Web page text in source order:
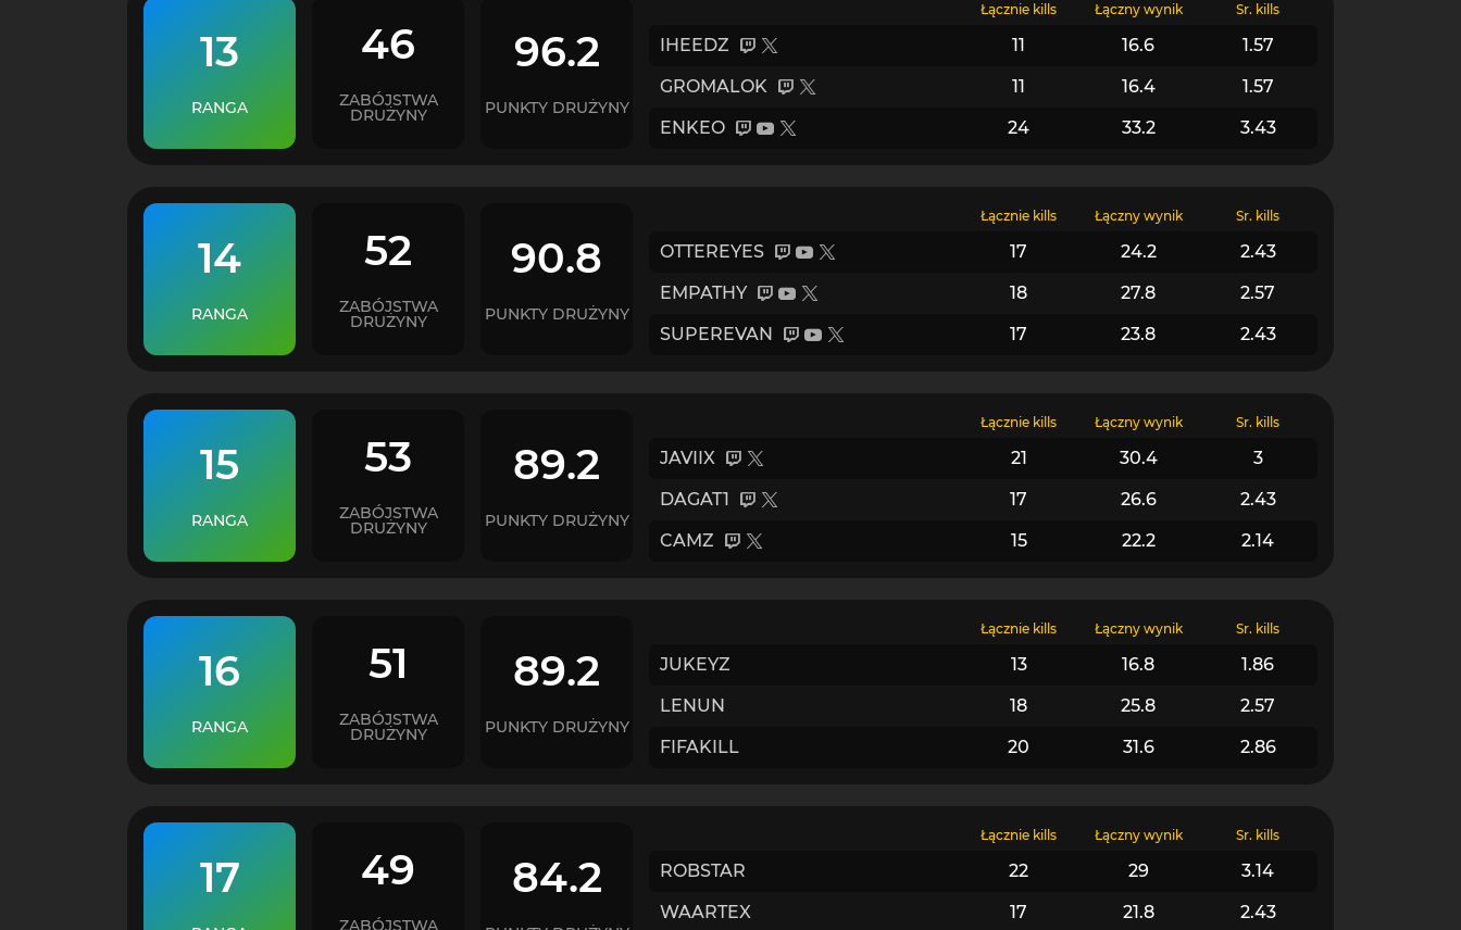
13
RANGA
46
ZABÓJSTWA
DRUŻYNY
96.2
PUNKTY DRUŻYNY
Łącznie kills Łączny wynik Śr. kills
IHEEDZ 11 16.6
1.57
GROMALOK
11 16.4
1.57
ENKEO
24 33.2 3.43
14
RANGA
52
ZABÓJSTWA
DRUŻYNY
90.8
PUNKTY DRUŻYNY
Łącznie kills Łączny wynik Śr. kills
OTTEREYES 17 24.2
2.43
EMPATHY
18 27.8
2.57
SUPEREVAN
17 23.8 2.43
15
RANGA
53
ZABÓJSTWA
DRUŻYNY
89.2
PUNKTY DRUŻYNY
Łącznie kills Łączny wynik Śr. kills
JAVIIX 21 30.4
3
DAGAT1
17 26.6
2.43
CAMZ
15 22.2 2.14
16
RANGA
51
ZABÓJSTWA
DRUŻYNY
89.2
PUNKTY DRUŻYNY
Łącznie kills Łączny wynik Śr. kills
JUKEYZ 13 16.8
1.86
LENUN
18 25.8
2.57
FIFAKILL
20 31.6 2.86
17 49
ZABÓJSTWA
84.2
Łącznie kills Łączny wynik Śr. kills
ROBSTAR 22 29
3.14
WAARTEX
17 21.8 2.43